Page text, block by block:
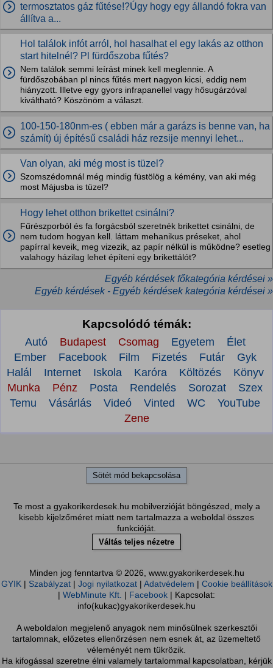
termosztatos gáz fűtése!?Úgy hogy egy állandó fokra van
állítva a...
Hol találok infót arról, hol hasalhat el egy lakás az otthon
start hitelnél? Pl fürdőszoba fűtés?
Nem találok semmi leírást minek kell meglennie. A
fürdőszobában pl nincs fűtés mert nagyon kicsi, eddig nem
hiányzott. Illetve egy gyors infrapanellel vagy hősugárzóval
kiváltható? Köszönöm a választ.
100-150-180nm-es ( ebben már a garázs is benne van, ha
számít) új építésű családi ház rezsije mennyi lehet...
Van olyan, aki még most is tüzel?
Szomszédomnál még mindig füstölög a kémény, van aki még
most Májusba is tüzel?
Hogy lehet otthon brikettet csinálni?
Fűrészporból és fa forgácsból szeretnék brikettet csinálni, de
nem tudom hogyan kell. láttam mehanikus préseket, ahol
papírral keveik, meg vizezik, az papír nélkül is működne? esetleg
valahogy házilag lehet építeni egy brikettálót?
Egyéb kérdések főkategória kérdései »
Egyéb kérdések - Egyéb kérdések kategória kérdései »
Kapcsolódó témák:
Autó Budapest Csomag Egyetem
Élet
Ember
Facebook Film Fizetés Futár
Gyk
Halál
Internet Iskola Karóra Költözés
Könyv
Munka
Pénz Posta Rendelés Sorozat
Szex
Temu
Vásárlás Videó Vinted WC
YouTube
Zene
Sötét mód bekapcsolása
Te most a gyakorikerdesek.hu mobilverzióját böngészed, mely a
kisebb kijelzőméret miatt nem tartalmazza a weboldal összes
funkcióját.
Váltás teljes nézetre
Minden jog fenntartva © 2026, www.gyakorikerdesek.hu
GYIK| Szabályzat| Jogi nyilatkozat| Adatvédelem | Cookie beállítások
| WebMinute Kft. | Facebook | Kapcsolat:
info(kukac)gyakorikerdesek.hu
A weboldalon megjelenő anyagok nem minősülnek szerkesztői
tartalomnak, előzetes ellenőrzésen nem esnek át, az üzemeltető
véleményét nem tükrözik.
Ha kifogással szeretne élni valamely tartalommal kapcsolatban, kérjük